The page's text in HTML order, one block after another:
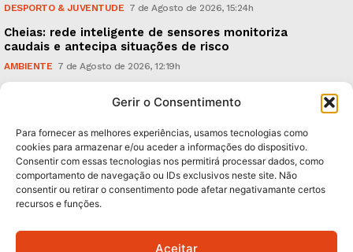
Gerir o Consentimento
Para fornecer as melhores experiências, usamos tecnologias como
cookies para armazenar e/ou aceder a informações do dispositivo.
Consentir com essas tecnologias nos permitirá processar dados, como
comportamento de navegação ou IDs exclusivos neste site. Não
consentir ou retirar o consentimento pode afetar negativamante certos
recursos e funções.
Aceitar
DESPORTO & JUVENTUDE 7 de Agosto de 2026, 15:24h
Cheias: rede inteligente de sensores monitoriza
caudais e antecipa situações de risco
AMBIENTE 7 de Agosto de 2026, 12:19h
Subscreva Newsletter: